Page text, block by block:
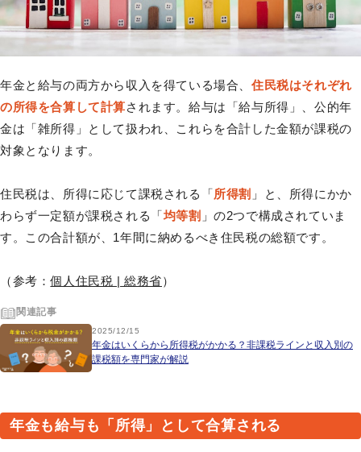
年金と給与の両方から収入を得ている場合、 住民税はそれぞれ
の所得を合算して計算されます。給与は「給与所得」、公的年
金は「雑所得」として扱われ、これらを合計した金額が課税の
対象となります。
住民税は、所得に応じて課税される「所得割 」と、所得にかか
わらず一定額が課税される「均等割 」の2つで構成されていま
す。この合計額が、1年間に納めるべき住民税の総額です。
（参考：個人住民税 | 総務省）
関連記事
2025/12/15
年金はいくらから所得税がかかる？非課税ラインと収入別の
課税額を専門家が解説
年金も給与も「所得」として合算される